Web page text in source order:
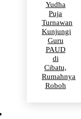
Yudha
Puja
Turnawan
Kunjungi
Guru
PAUD
di
Cibatu,
Rumahnya
Roboh